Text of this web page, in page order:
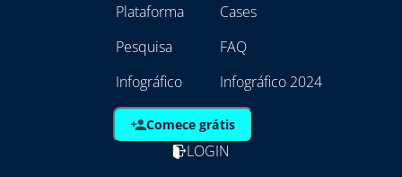
Plataforma
Pesquisa
Infográfico
Cases
FAQ
Infográfico 2024
Comece grátis
LOGIN